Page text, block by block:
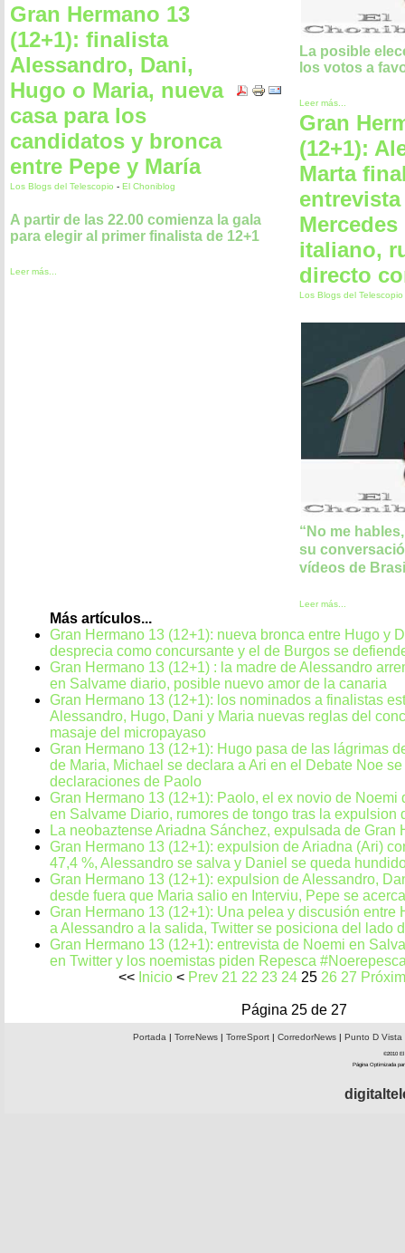
Gran Hermano 13
(12+1): finalista
Alessandro, Dani,
Hugo o Maria, nueva
casa para los
candidatos y bronca
entre Pepe y María
Los Blogs del Telescopio - El Choniblog
A partir de las 22.00 comienza la gala
para elegir al primer finalista de 12+1
Leer más...
La posible
los votos a
Leer más...
Gran
(12+1):
Marta
entrevista
italiano,
directo
Los Blogs del Telescopio
“No me
su
vídeos de
Leer más...
Más artículos...
Gran Hermano 13 (12+1): nueva bronca entre Hugo y
desprecia como concursante y el de Burgos se
Gran Hermano 13 (12+1) : la madre de Alessandro
en Salvame diario, posible nuevo amor de la canaria
Gran Hermano 13 (12+1): los nominados a finalistas
Alessandro, Hugo, Dani y Maria nuevas reglas del
masaje del micropayaso
Gran Hermano 13 (12+1): Hugo pasa de las lágrimas
de Maria, Michael se declara a Ari en el Debate Noe
declaraciones de Paolo
Gran Hermano 13 (12+1): Paolo, el ex novio de Noemi
en Salvame Diario, rumores de tongo tras la expulsion
La neobaztense Ariadna Sánchez, expulsada de Gran
Gran Hermano 13 (12+1): expulsion de Ariadna (Ari)
47,4 %, Alessandro se salva y Daniel se queda
Gran Hermano 13 (12+1): expulsion de Alessandro,
desde fuera que Maria salio en Interviu, Pepe se
Gran Hermano 13 (12+1): Una pelea y discusión entre
a Alessandro a la salida, Twitter se posiciona del lado
Gran Hermano 13 (12+1): entrevista de Noemi en
en Twitter y los noemistas piden Repesca
<< Inicio< Prev 21 22 23 24 25 26 27
Página 25 de 27
Portada | TorreNews| TorreSport| CorredorNews| Punto D Vista
©2010 El
Página Optimizada